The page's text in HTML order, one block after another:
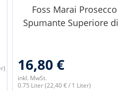
Foss Marai Prosecco
Spumante Superiore
16,80 €
inkl. MwSt.
0.75 Liter(22,40 € / 1 Liter)